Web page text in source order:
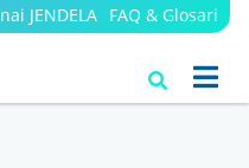
JENDELA FAQ & Glosari